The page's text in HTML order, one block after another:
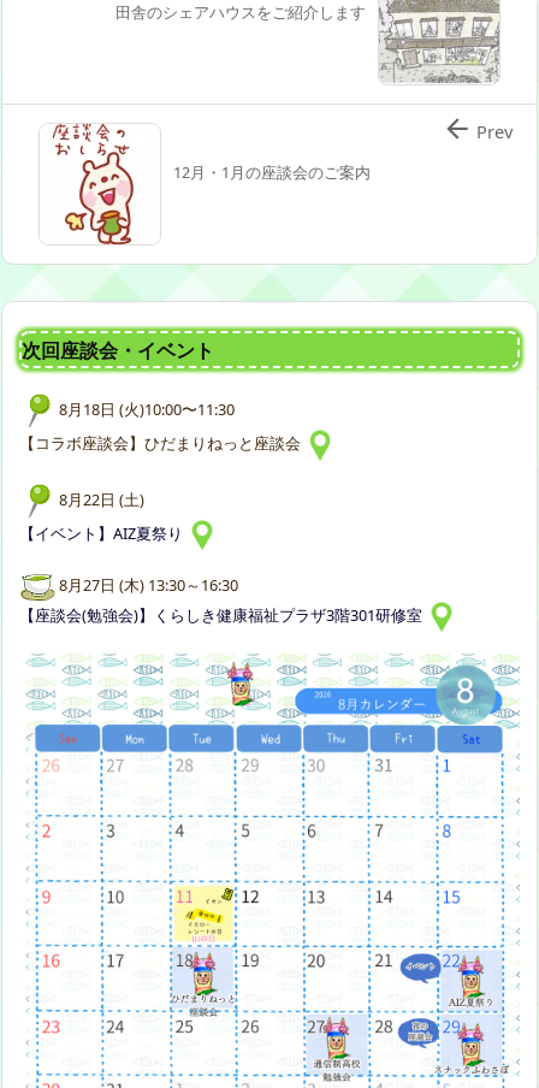
田舎のシェアハウスをご紹介します
12月・1月の座談会のご案内
 Prev
次回座談会・イベント
8月18日 (火)10:00〜11:30
【コラボ座談会】ひだまりねっと座談会
8月22日 (土)
【イベント】AIZ夏祭り
8月27日 (木) 13:30～16:30
【座談会(勉強会)】くらしき健康福祉プラザ3階301研修室